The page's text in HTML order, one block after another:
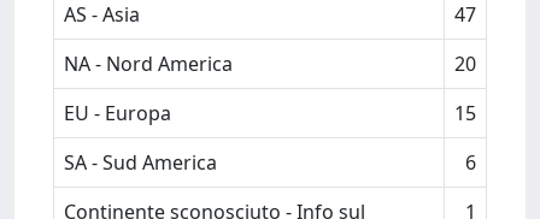
AS - Asia
47
NA - Nord America
20
EU - Europa
15
SA - Sud America
6
Continente sconosciuto - Info sul
1